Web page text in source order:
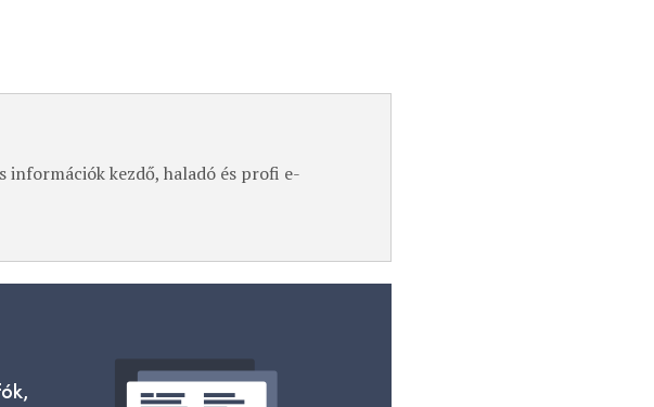
információk kezdő, haladó és profi e-